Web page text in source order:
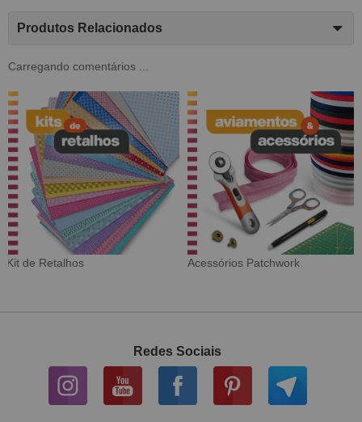
Produtos Relacionados
Carregando comentários ...
Tecido Digital Sarja Impermeável
Redes Sociais